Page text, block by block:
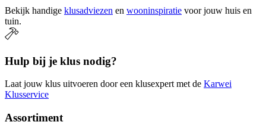
Bekijk handige klusadviezen en wooninspiratie voor jouw huis en
tuin.
Hulp bij je klus nodig?
Laat jouw klus uitvoeren door een klusexpert met de Karwei
Klusservice
Assortiment